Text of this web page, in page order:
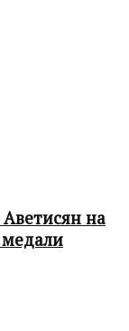
на
медали